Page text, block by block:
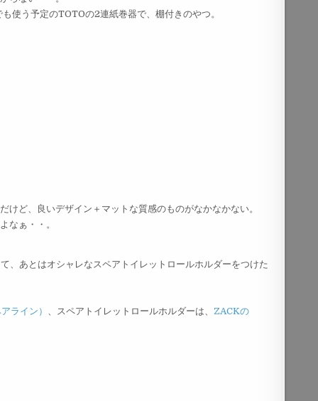
使う予定のTOTOの2連紙巻器で、棚付きのやつ。
ど、良いデザイン＋マットな質感のものがなかなかない。
なぁ・・。
、あとはオシャレなスペアトイレットロールホルダーをつけた
ライン） 、スペアトイレットロールホルダーは、 ZACKの